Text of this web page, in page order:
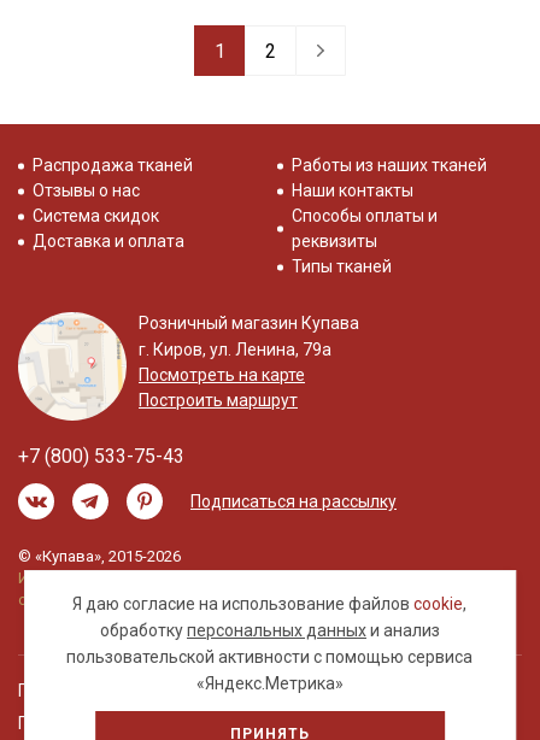
1 2
Я даю согласие на использование файловcookie,
обработкуперсональных данныхи анализ
пользовательской активности с помощью сервиса
«Яндекс.Метрика»
ПРИНЯТЬ
Распродажа тканей
Отзывы о нас
Система скидок
Доставка и оплата
Работы из наших тканей
Наши контакты
Способы оплаты и
реквизиты
Типы тканей
Розничный магазин Купава
г. Киров, ул. Ленина, 79а
Посмотреть на карте
Построить маршрут
+7 (800) 533-75-43
Подписаться на рассылку
© «Купава», 2015-2026
Информация на сайте не является публичной
офертой.
Правовая информация
Политика обработки персональных данных